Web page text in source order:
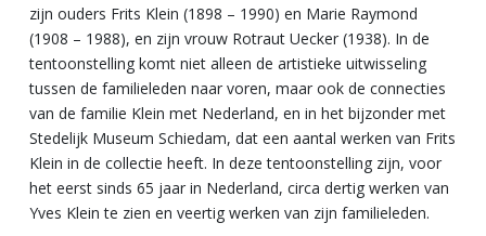
zijn ouders Frits Klein (1898 – 1990) en Marie Raymond
(1908 – 1988), en zijn vrouw Rotraut Uecker (1938). In de
tentoonstelling komt niet alleen de artistieke uitwisseling
tussen de familieleden naar voren, maar ook de connecties
van de familie Klein met Nederland, en in het bijzonder met
Stedelijk Museum Schiedam, dat een aantal werken van Frits
Klein in de collectie heeft. In deze tentoonstelling zijn, voor
het eerst sinds 65 jaar in Nederland, circa dertig werken van
Yves Klein te zien en veertig werken van zijn familieleden.